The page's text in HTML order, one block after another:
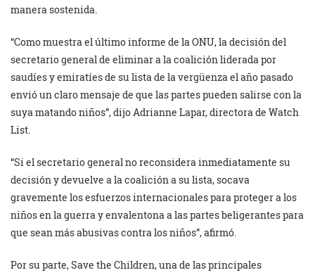
manera sostenida.
“Como muestra el último informe de la ONU, la decisión del
secretario general de eliminar a la coalición liderada por
saudíes y emiratíes de su lista de la vergüenza el año pasado
envió un claro mensaje de que las partes pueden salirse con la
suya matando niños”, dijo Adrianne Lapar, directora de Watch
List.
“Si el secretario general no reconsidera inmediatamente su
decisión y devuelve a la coalición a su lista, socava
gravemente los esfuerzos internacionales para proteger a los
niños en la guerra y envalentona a las partes beligerantes para
que sean más abusivas contra los niños”, afirmó.
Por su parte, Save the Children, una de las principales